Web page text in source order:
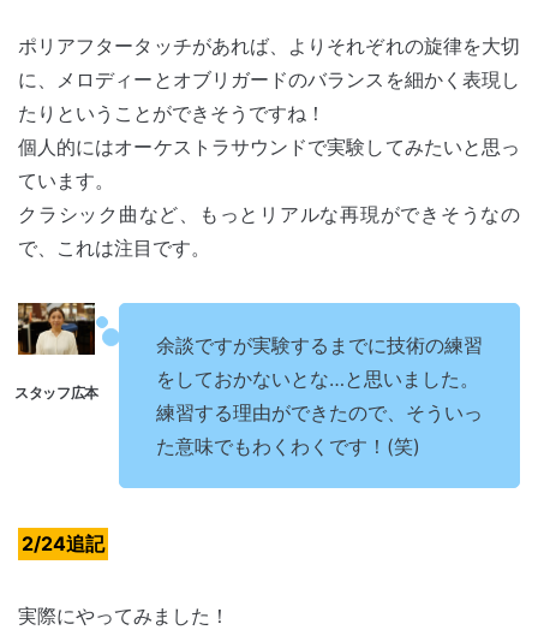
ポリアフタータッチがあれば、よりそれぞれの旋律を大切
に、メロディーとオブリガードのバランスを細かく表現し
たりということができそうですね！
個人的にはオーケストラサウンドで実験してみたいと思っ
ています。
クラシック曲など、もっとリアルな再現ができそうなの
で、これは注目です。
余談ですが実験するまでに技術の練習
をしておかないとな…と思いました。
練習する理由ができたので、そういっ
た意味でもわくわくです！(笑)
2/24追記
実際にやってみました！